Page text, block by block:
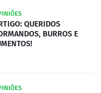
QUERIDOS
BURROS E